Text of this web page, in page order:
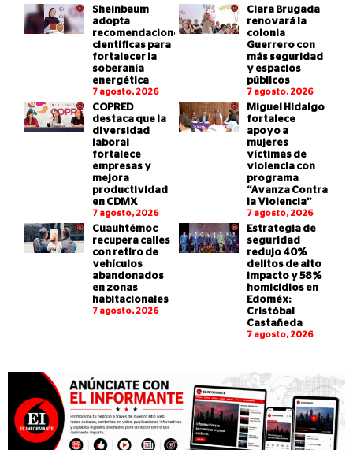
Sheinbaum
adopta
recomendaciones
científicas para
fortalecer la
soberanía
energética
7 agosto, 2026
Clara Brugada
renovará la
colonia
Guerrero con
más seguridad
y espacios
públicos
7 agosto, 2026
COPRED
destaca que la
diversidad
laboral
fortalece
empresas y
mejora
productividad
en CDMX
7 agosto, 2026
Miguel Hidalgo
fortalece
apoyo a
mujeres
víctimas de
violencia con
programa
“Avanza Contra
la Violencia”
7 agosto, 2026
Cuauhtémoc
recupera calles
con retiro de
vehículos
abandonados
en zonas
habitacionales
7 agosto, 2026
Estrategia de
seguridad
redujo 40%
delitos de alto
impacto y 58%
homicidios en
Edoméx:
Cristóbal
Castañeda
7 agosto, 2026